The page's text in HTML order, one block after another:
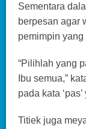
Sementara
berpesan agar
pemimpin
“Pilihlah yang
Ibu semua,”
pada kata
Titiek juga